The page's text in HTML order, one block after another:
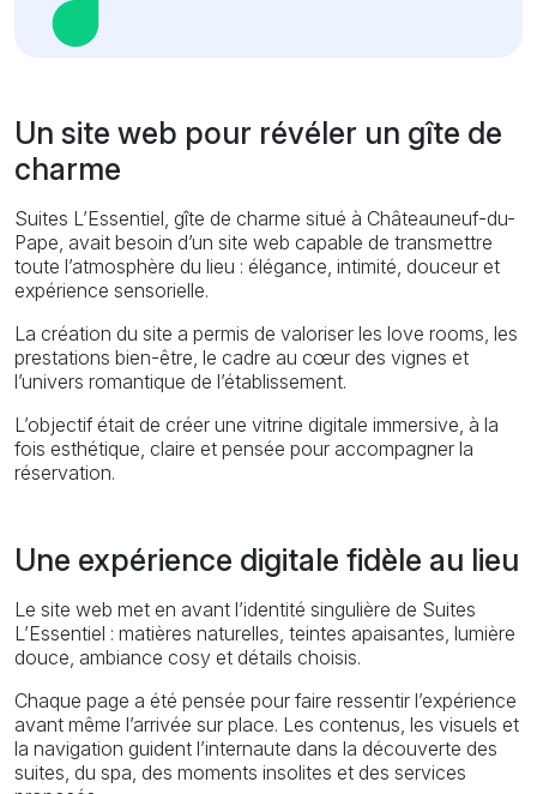
Un site web pour révéler un gîte de
charme
Suites L’Essentiel, gîte de charme situé à Châteauneuf-du-
Pape, avait besoin d’un site web capable de transmettre
toute l’atmosphère du lieu : élégance, intimité, douceur et
expérience sensorielle.
La création du site a permis de valoriser les love rooms, les
prestations bien-être, le cadre au cœur des vignes et
l’univers romantique de l’établissement.
L’objectif était de créer une vitrine digitale immersive, à la
fois esthétique, claire et pensée pour accompagner la
réservation.
Une expérience digitale fidèle au lieu
Le site web met en avant l’identité singulière de Suites
L’Essentiel : matières naturelles, teintes apaisantes, lumière
douce, ambiance cosy et détails choisis.
Chaque page a été pensée pour faire ressentir l’expérience
avant même l’arrivée sur place. Les contenus, les visuels et
la navigation guident l’internaute dans la découverte des
suites, du spa, des moments insolites et des services